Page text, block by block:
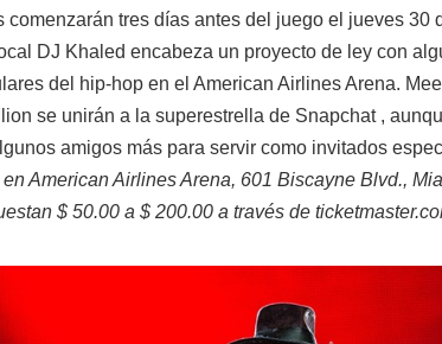
comenzarán tres días antes del juego el jueves 30
DJ Khaled encabeza un proyecto de ley con
del hip-hop en el American Airlines Arena.
se unirán a la superestrella de Snapchat ,
amigos más para servir como invitados
American Airlines Arena, 601 Biscayne Blvd.,
$ 50.00 a $ 200.00 a través de